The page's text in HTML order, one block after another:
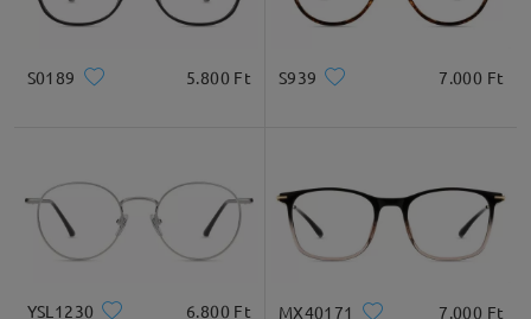
S0189 5.800 Ft S939 7.000 Ft
YSL1230 6.800 Ft MX40171 7.000 Ft